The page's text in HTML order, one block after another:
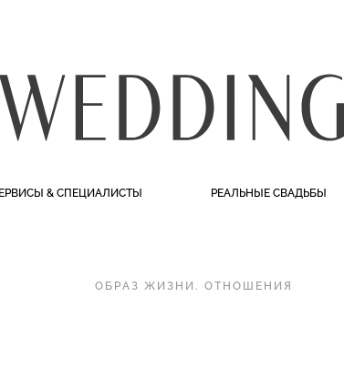
& СПЕЦИАЛИСТЫ РЕАЛЬНЫЕ СВАДЬБЫ
ОБРАЗ ЖИЗНИ . ОТНОШЕНИЯ